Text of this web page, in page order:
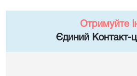
Отримуйте
Єдиний Контакт-